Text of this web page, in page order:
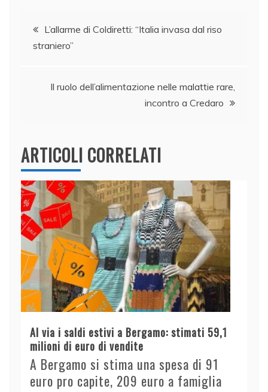
b
o
k
dI
A
vi
Navigazione
articoli
L’allarme di Coldiretti: “Italia invasa dal riso
straniero”
Il ruolo dell’alimentazione nelle malattie rare,
incontro a Credaro
ARTICOLI CORRELATI
Al via i saldi estivi a Bergamo: stimati 59,1
milioni di euro di vendite
A Bergamo si stima una spesa di 91
euro pro capite, 209 euro a famiglia